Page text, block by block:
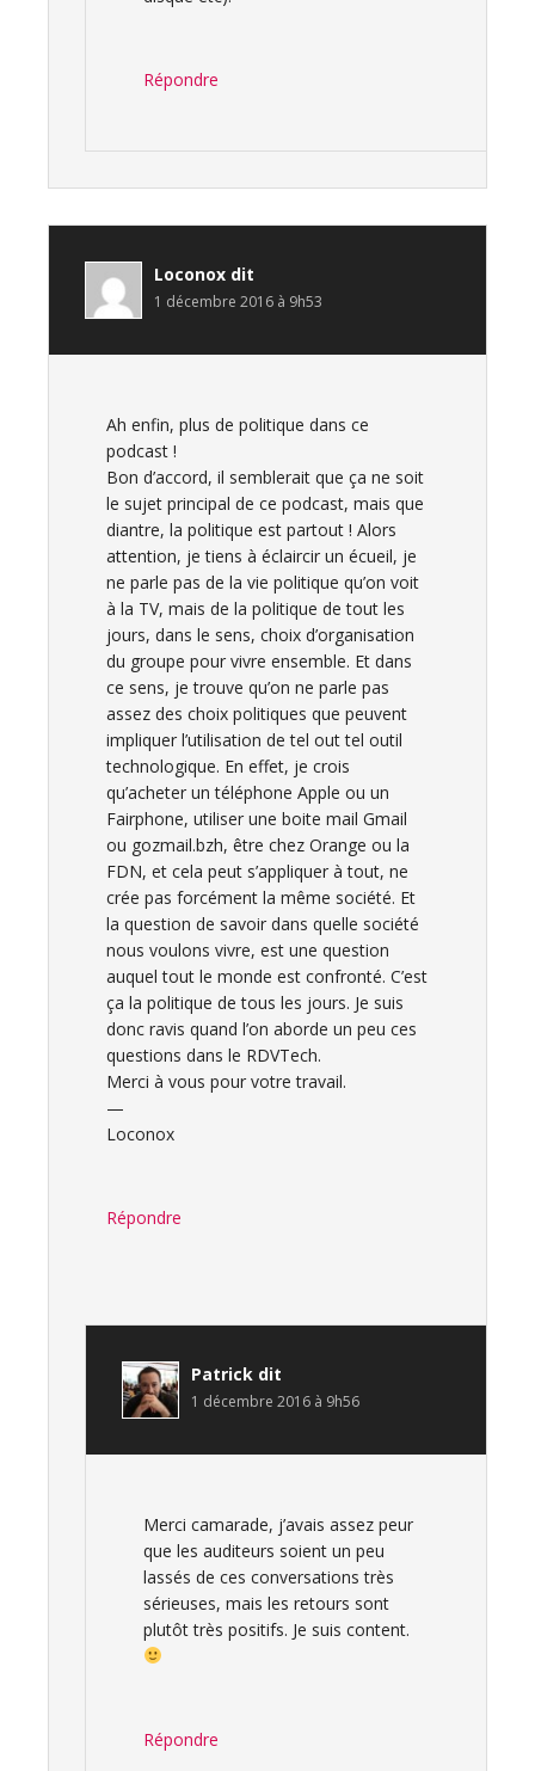
Répondre
Loconox dit
1 décembre 2016 à 9h53
Ah enfin, plus de politique dans ce
podcast !
Bon d’accord, il semblerait que ça ne soit
le sujet principal de ce podcast, mais que
diantre, la politique est partout ! Alors
attention, je tiens à éclaircir un écueil, je
ne parle pas de la vie politique qu’on voit
à la TV, mais de la politique de tout les
jours, dans le sens, choix d’organisation
du groupe pour vivre ensemble. Et dans
ce sens, je trouve qu’on ne parle pas
assez des choix politiques que peuvent
impliquer l’utilisation de tel out tel outil
technologique. En effet, je crois
qu’acheter un téléphone Apple ou un
Fairphone, utiliser une boite mail Gmail
ou gozmail.bzh, être chez Orange ou la
FDN, et cela peut s’appliquer à tout, ne
crée pas forcément la même société. Et
la question de savoir dans quelle société
nous voulons vivre, est une question
auquel tout le monde est confronté. C’est
ça la politique de tous les jours. Je suis
donc ravis quand l’on aborde un peu ces
questions dans le RDVTech.
Merci à vous pour votre travail.
—
Loconox
Répondre
Patrick dit
1 décembre 2016 à 9h56
Merci camarade, j’avais assez peur
que les auditeurs soient un peu
lassés de ces conversations très
sérieuses, mais les retours sont
plutôt très positifs. Je suis content.
Répondre